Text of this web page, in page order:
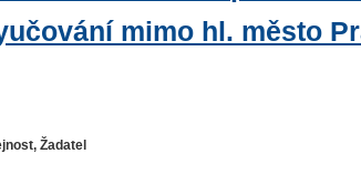
mimo hl. město
Žadatel